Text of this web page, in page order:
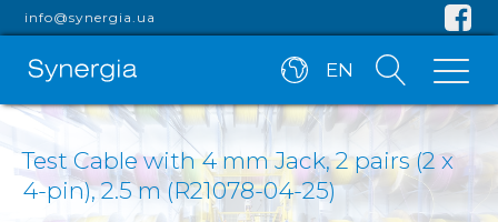
info@synergia.ua
EN
Test Cable with 4 mm Jack, 2 pairs (2 x
4-pin), 2.5 m (R21078-04-25)